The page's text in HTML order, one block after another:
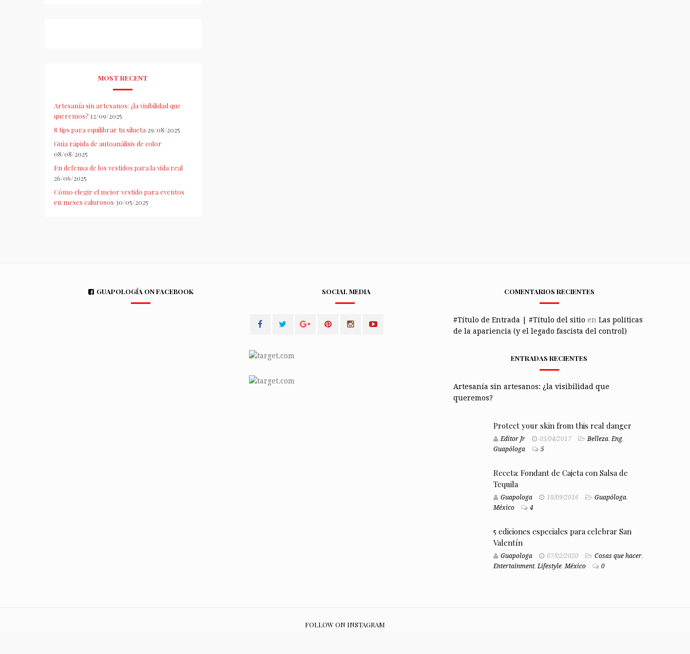
MOST RECENT
Artesanía sin artesanos: ¿la visibilidad que
queremos? 12/09/2025
8 tips para equilibrar tu silueta 29/08/2025
Guía rápida de autoanálisis de color
08/08/2025
En defensa de los vestidos para la vida real
26/06/2025
Cómo elegir el mejor vestido para eventos
en meses calurosos 30/05/2025
GUAPOLOGÍA ON FACEBOOK SOCIAL MEDIA COMENTARIOS RECIENTES
#Título de Entrada | #Título del sitio en Las políticas
de la apariencia (y el legado fascista del control)
ENTRADAS RECIENTES
Artesanía sin artesanos: ¿la visibilidad que
queremos?
Protect your skin from this real danger
Editor Jr 05/04/2017 Belleza,Eng,
Guapóloga
5
Receta: Fondant de Cajeta con Salsa de
Tequila
Guapologa 18/09/2016 Guapóloga,
México
4
5 ediciones especiales para celebrar San
Valentín
Guapologa 07/02/2020 Cosas que hacer,
Entertainment,Lifestyle,México 0
FOLLOW ON INSTAGRAM